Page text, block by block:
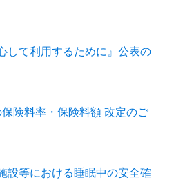
して利用するために』公表の
険料率・保険料額 改定のご
設等における睡眠中の安全確